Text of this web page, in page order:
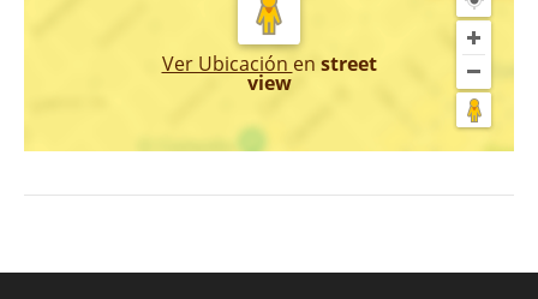
Ver Ubicación en street
view